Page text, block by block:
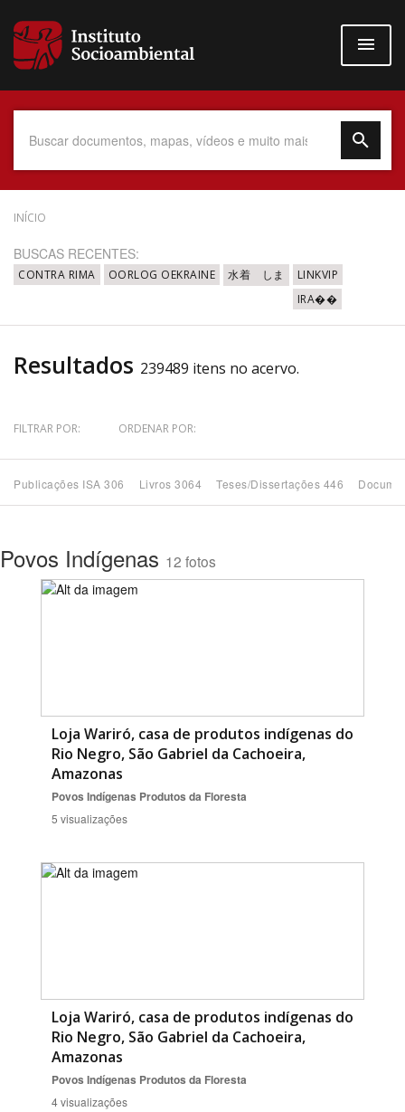
para
conteúdo
Data do Documento
Tema
Área de Levantamento
INÍCIO
BUSCAS RECENTES:
CONTRA RIMA OORLOG OEKRAINE 水着 しま
LINKVIP
IRA��
Resultados 239489 itens no acervo.
FILTRAR POR: ORDENAR POR:
Publicações ISA 306 Livros 3064 Teses/Dissertações 446
Povos Indígenas 12 fotos
Loja Wariró, casa de produtos indígenas do
Rio Negro, São Gabriel da Cachoeira,
Amazonas
Povos Indígenas Produtos da Floresta
5 visualizações
Loja Wariró, casa de produtos indígenas do
Rio Negro, São Gabriel da Cachoeira,
Amazonas
Povos Indígenas Produtos da Floresta
4 visualizações